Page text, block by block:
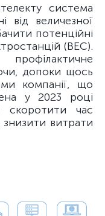
система
від величезної
потенційні
(ВЕС).
допоки щось
компанії, що
у 2023 році
скоротити час
витрати